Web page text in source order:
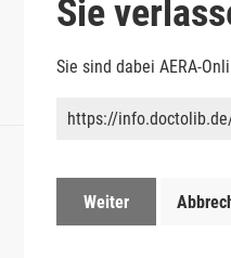
Sie
Sie sind dabei AERA-
https://
Weiter